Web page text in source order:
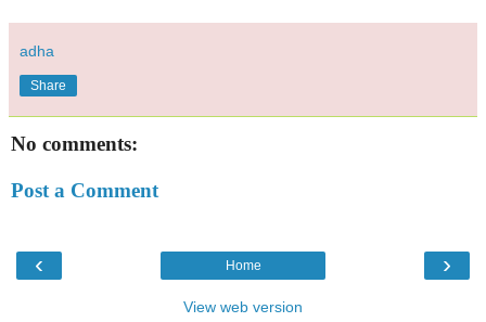
adha
Share
No comments:
Post a Comment
‹ ›
Home
View web version